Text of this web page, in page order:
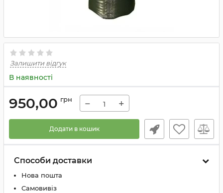
Залишити відгук
В наявності
950,00 грн − +
Додати в кошик
Способи доставки
Нова пошта
Самовивіз